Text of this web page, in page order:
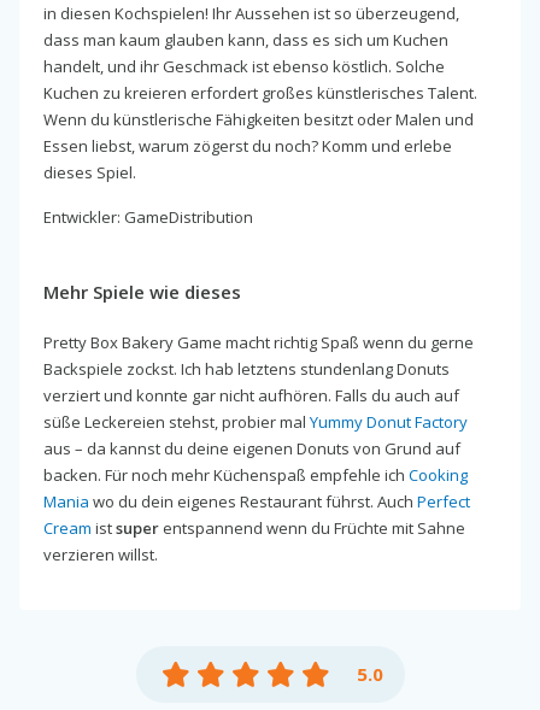
in diesen Kochspielen! Ihr Aussehen ist so überzeugend,
dass man kaum glauben kann, dass es sich um Kuchen
handelt, und ihr Geschmack ist ebenso köstlich. Solche
Kuchen zu kreieren erfordert großes künstlerisches Talent.
Wenn du künstlerische Fähigkeiten besitzt oder Malen und
Essen liebst, warum zögerst du noch? Komm und erlebe
dieses Spiel.
Entwickler: GameDistribution
Mehr Spiele wie dieses
Pretty Box Bakery Game macht richtig Spaß wenn du gerne
Backspiele zockst. Ich hab letztens stundenlang Donuts
verziert und konnte gar nicht aufhören. Falls du auch auf
süße Leckereien stehst, probier mal Yummy Donut Factory
aus – da kannst du deine eigenen Donuts von Grund auf
backen. Für noch mehr Küchenspaß empfehle ich Cooking
Mania wo du dein eigenes Restaurant führst. Auch Perfect
Cream istsuper entspannend wenn du Früchte mit Sahne
verzieren willst.
5.0